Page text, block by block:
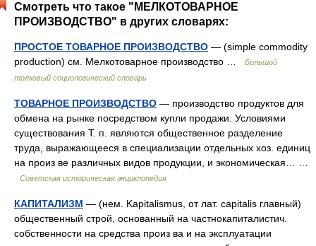
Смотреть что такое "МЕЛКОТОВАРНОЕ
ПРОИЗВОДСТВО" в других словарях:
ПРОСТОЕ ТОВАРНОЕ ПРОИЗВОДСТВО — (simple commodity
production) см. Мелкотоварное производство …
Большой
толковый социологический словарь
ТОВАРНОЕ ПРОИЗВОДСТВО — производство продуктов для
обмена на рынке посредством купли продажи. Условиями
существования Т. п. являются общественное разделение
труда, выражающееся в специализации отдельных хоз. единиц
на произ ве различных видов продукции, и экономическая… …
Советская историческая энциклопедия
КАПИТАЛИЗМ — (нем. Kapitalismus, от лат. capitalis главный)
общественный строй, основанный на частнокапиталистич.
собственности на средства произ ва и на эксплуатации